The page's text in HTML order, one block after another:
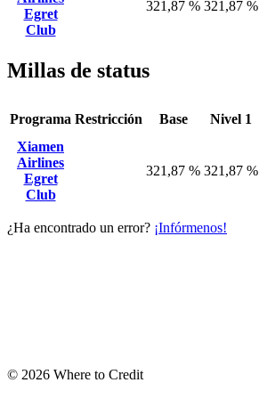
Egret
Club
321,87 % 321,87 %
Millas de status
Programa Restricción Base Nivel 1
Xiamen
Airlines
Egret
Club
321,87 % 321,87 %
¿Ha encontrado un error? ¡Infórmenos!
© 2026 Where to Credit